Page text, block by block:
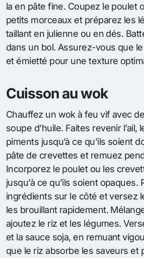
la en pâte fine. Coupez le poulet
petits morceaux et préparez les
taillant en julienne ou en dés.
dans un bol. Assurez-vous que
et émietté pour une texture
Cuisson au wok
Chauffez un wok à feu vif avec
soupe d’huile. Faites revenir l’ail,
piments jusqu’à ce qu’ils soient
pâte de crevettes et remuez
Incorporez le poulet ou les
jusqu’à ce qu’ils soient opaques.
ingrédients sur le côté et versez
les brouillant rapidement.
ajoutez le riz et les légumes.
et la sauce soja, en remuant
que le riz absorbe les saveurs et